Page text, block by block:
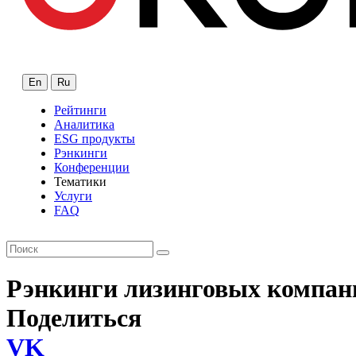
En Ru
Рейтинги
Аналитика
ESG продукты
Рэнкинги
Конференции
Тематики
Услуги
FAQ
Рэнкинги лизинговых
Поделиться
VK